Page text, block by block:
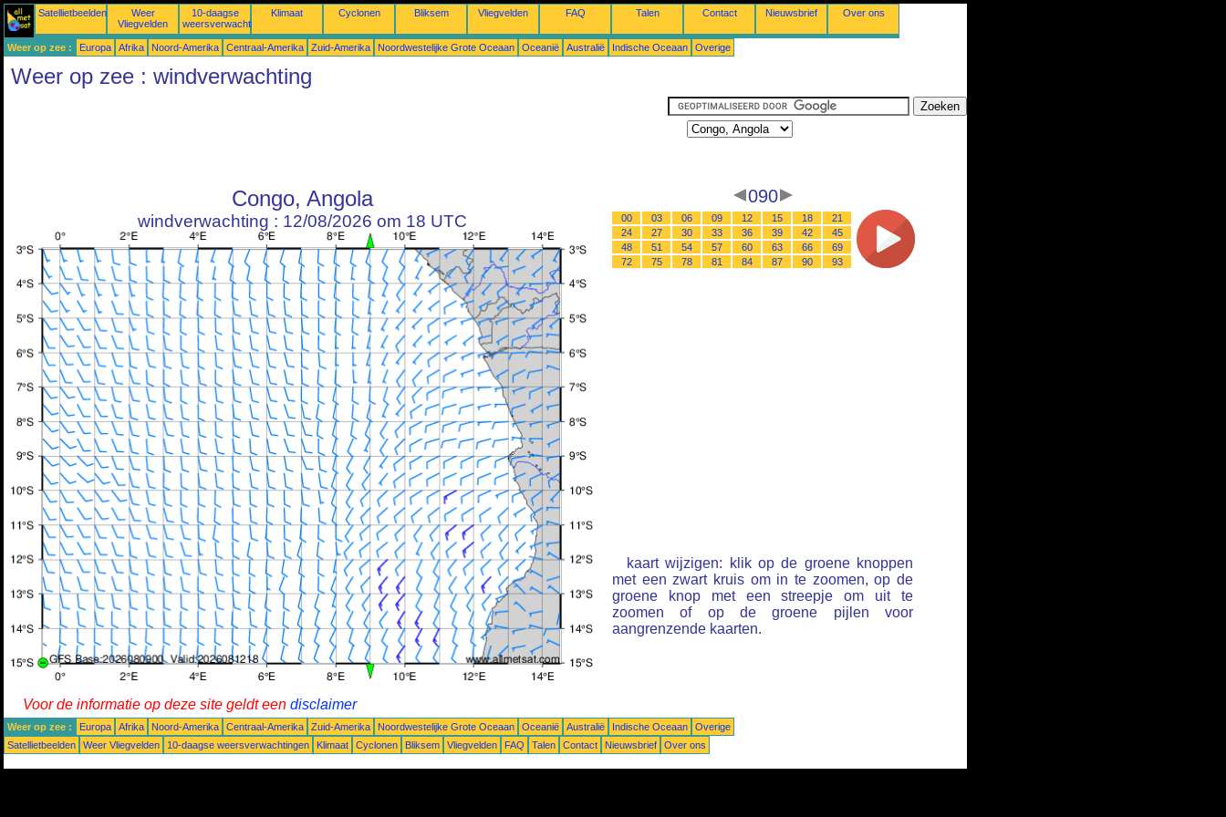
Satellietbeelden
Weer
Vliegvelden
10-daagse
weersverwachtingen
Klimaat Cyclonen Bliksem Vliegvelden FAQ Talen Contact Nieuwsbrief Over ons
Weer op zee : Europa Afrika Noord-Amerika Centraal-Amerika Zuid-Amerika Noordwestelijke Grote Oceaan Oceanië Australië Indische Oceaan Overige
Weer op zee : windverwachting
Congo, Angola
windverwachting : 12/08/2026 om 18 UTC
090
00 03 06 09 12 15 18
21
24
27 30 33 36 39 42
45
48
51 54 57 60 63 66
69
72
75 78 81 84 87 90 93
kaart wijzigen: klik op de groene knoppen
met een zwart kruis om in te zoomen, op de
groene knop met een streepje om uit te
zoomen of op de groene pijlen voor
aangrenzende kaarten.
Voor de informatie op deze site geldt een disclaimer
Weer op zee : Europa Afrika Noord-Amerika Centraal-Amerika Zuid-Amerika Noordwestelijke Grote Oceaan Oceanië Australië Indische Oceaan
Overige
Satellietbeelden
Weer Vliegvelden 10-daagse weersverwachtingen Klimaat Cyclonen Bliksem Vliegvelden FAQ Talen Contact Nieuwsbrief Over ons